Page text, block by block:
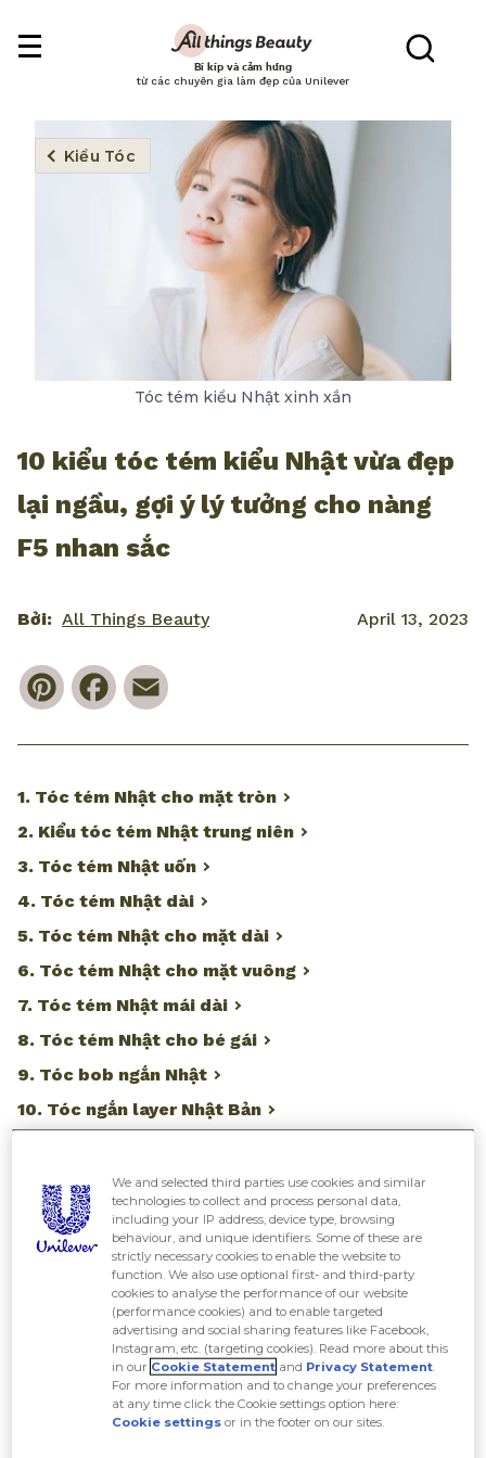
Bí kíp và cảm hứng
từ các chuyên gia làm đẹp của Unilever
Kiểu Tóc
Tóc tém kiểu Nhật xinh xắn
10 kiểu tóc tém kiểu Nhật vừa đẹp
lại ngầu, gợi ý lý tưởng cho nàng
F5 nhan sắc
Bởi: All Things Beauty April 13, 2023
PinterestFacebook
1. Tóc tém Nhật cho mặt tròn
2. Kiểu tóc tém Nhật trung niên
3. Tóc tém Nhật uốn
4. Tóc tém Nhật dài
5. Tóc tém Nhật cho mặt dài
6. Tóc tém Nhật cho mặt vuông
7. Tóc tém Nhật mái dài
8. Tóc tém Nhật cho bé gái
9. Tóc bob ngắn Nhật
10. Tóc ngắn layer Nhật Bản
Nếu bạn là một cô nàng cá tính và đang tìm
kiếm cho mình phong cách mới mẻ để thay đổi
diện mạo cho mái tóc thìtóc tém Nhậtchính
là gợi ý lý tưởng. Ngay sau đây, hãy cùng All
Things Beauty điểm danh những kiểu tóc tém
Nhật hot nhất năm nay nhé!
We and selected third parties use cookies and similar
technologies to collect and process personal data,
including your IP address, device type, browsing
behaviour, and unique identifiers. Some of these are
strictly necessary cookies to enable the website to
function. We also use optional first- and third-party
cookies to analyse the performance of our website
(performance cookies) and to enable targeted
advertising and social sharing features like Facebook,
Instagram, etc. (targeting cookies). Read more about this
in our Cookie Statement and Privacy Statement
For more information and to change your preferences
at any time click the Cookie settings option here:
Cookie settings or in the footer on our sites.